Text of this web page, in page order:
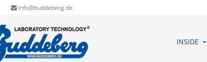
info@buddeberg.de
INSIDE